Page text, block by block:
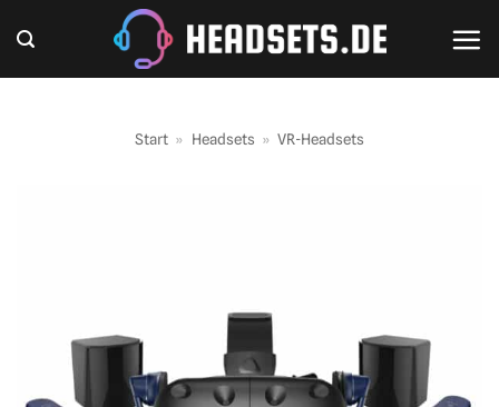
Inhalt
springen
Start » Headsets » VR-Headsets